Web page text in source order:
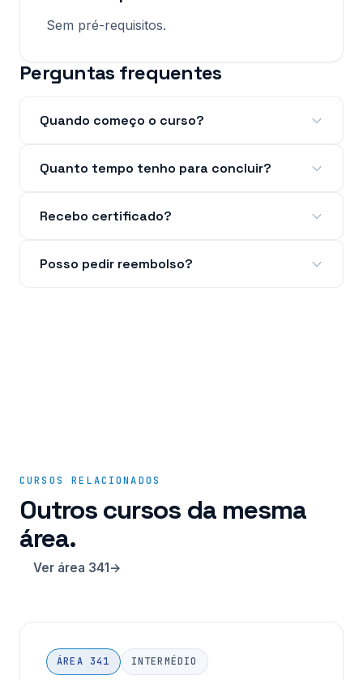
Sem pré-requisitos.
Perguntas frequentes
Quando começo o curso?
Quanto tempo tenho para concluir?
Recebo certificado?
Posso pedir reembolso?
CURSOS RELACIONADOS
Outros cursos da mesma
área.
Ver área 341
ÁREA 341 INTERMÉDIO